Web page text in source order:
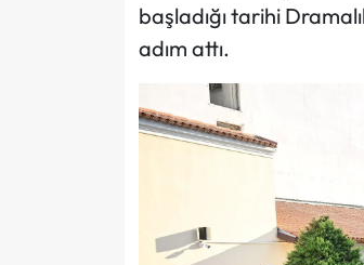
başladığı tarihi
adım attı.